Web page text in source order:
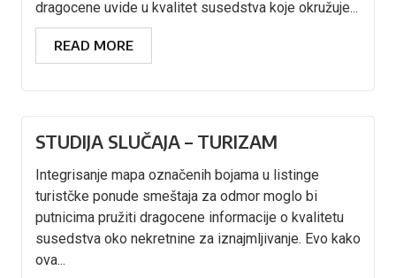
dragocene uvide u kvalitet susedstva koje okružuje...
READ MORE
STUDIJA SLUČAJA – TURIZAM
Integrisanje mapa označenih bojama u listinge
turistčke ponude smeštaja za odmor moglo bi
putnicima pružiti dragocene informacije o kvalitetu
susedstva oko nekretnine za iznajmljivanje. Evo kako
ova...